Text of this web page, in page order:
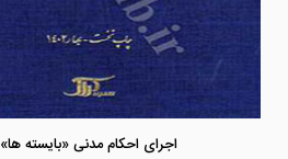
اجرای احکام مدنی «بایسته ها»